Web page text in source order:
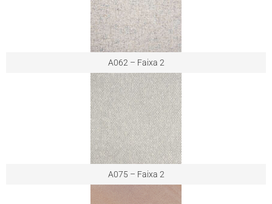
A062 – Faixa 2
A075 – Faixa 2